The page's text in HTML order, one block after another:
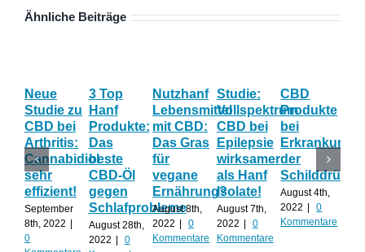
Ähnliche Beiträge
Neue
Studie zu
CBD bei
Arthritis:
Cannabidiol
sehr
effizient!
September
8th, 2022 |
0
3 Top
Hanf
Produkte:
Das
beste
CBD-Öl
gegen
Schlafprobleme
August 28th,
2022 |
0
Nutzhanf
Lebensmittel
mit CBD:
Das Gras
für
vegane
Ernährung?
August 8th,
2022 |
0
Kommentare
Studie:
Vollspektrum
CBD bei
Epilepsie
wirksamer
als Hanf
Isolate!
August 7th,
2022 |
0
Kommentare
CBD
Produkte
bei
der
Schilddrüse
August 4th,
2022 |
0
Kommentare